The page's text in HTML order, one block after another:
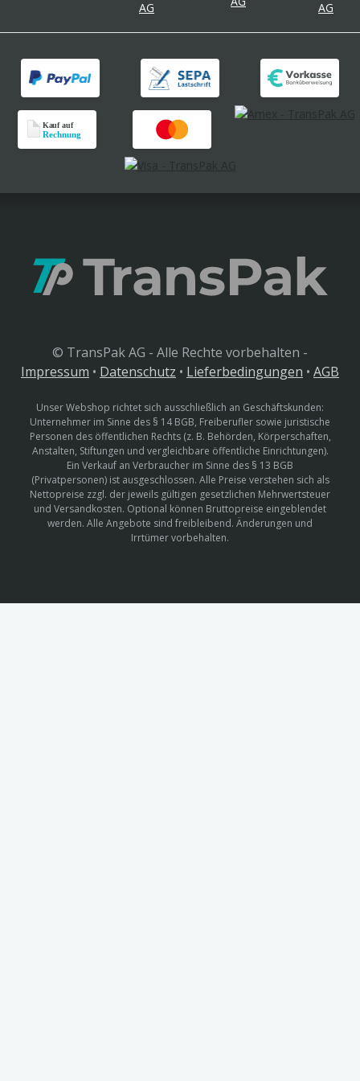
© TransPak AG - Alle Rechte vorbehalten -
Impressum • Datenschutz • Lieferbedingungen • AGB
Unser Webshop richtet sich ausschließlich an Geschäftskunden:
Unternehmer im Sinne des § 14 BGB, Freiberufler sowie juristische
Personen des öffentlichen Rechts (z. B. Behörden, Körperschaften,
Anstalten, Stiftungen und vergleichbare öffentliche Einrichtungen).
Ein Verkauf an Verbraucher im Sinne des § 13 BGB
(Privatpersonen) ist ausgeschlossen. Alle Preise verstehen sich als
Nettopreise zzgl. der jeweils gültigen gesetzlichen Mehrwertsteuer
und Versandkosten. Optional können Bruttopreise eingeblendet
werden. Alle Angebote sind freibleibend. Änderungen und
Irrtümer vorbehalten.